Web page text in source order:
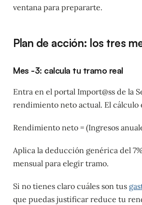
ventana para prepararte.
Plan de acción: los tres
Mes -3: calcula tu tramo real
Entra en el portal Import@ss de la
rendimiento neto actual. El cálculo
Rendimiento neto = (Ingresos
Aplica la deducción genérica del
mensual para elegir tramo.
Si no tienes claro cuáles son tus
que puedas justificar reduce tu